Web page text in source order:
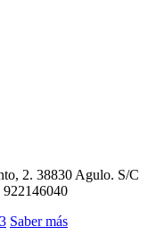
2. 38830 Agulo. S/C
922146040
Saber más